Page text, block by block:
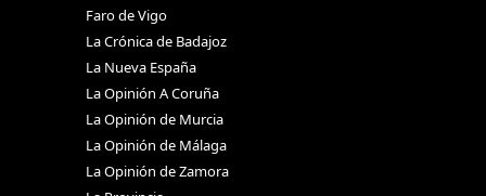
Faro de Vigo
La Crónica de Badajoz
La Nueva España
La Opinión A Coruña
La Opinión de Murcia
La Opinión de Málaga
La Opinión de Zamora